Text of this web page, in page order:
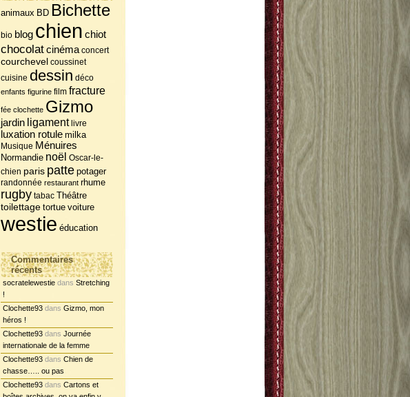
animaux BD Bichette
bio blog chien chiot
chocolatcinéma concert
courchevel coussinet
cuisine dessin déco
enfants figurine film fracture
fée clochette Gizmo
jardin ligament livre
luxation rotule milka
Musique Ménuires
Normandie noël Oscar-le-
chien paris patte potager
randonnée restaurant rhume
rugby tabac Théâtre
toilettage tortue voiture
westie éducation
Commentaires
récents
socratelewestie dans Stretching
!
Clochette93 dans Gizmo, mon
héros !
Clochette93 dans Journée
internationale de la femme
Clochette93 dans Chien de
chasse….. ou pas
Clochette93 dans Cartons et